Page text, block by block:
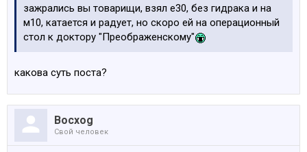
зажрались вы товарищи, взял е30, без гидрака и на
м10, катается и радует, но скоро ей на операционный
стол к доктору "Преображенскому"
какова суть поста?
Bocxog
Свой человек